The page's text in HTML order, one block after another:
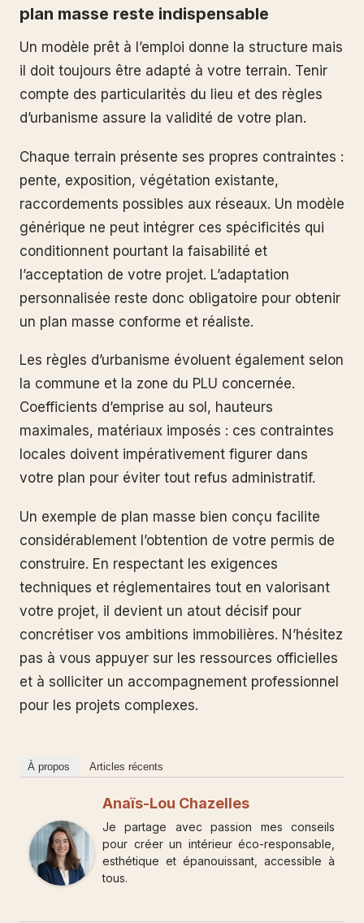
plan masse reste indispensable
Un modèle prêt à l’emploi donne la structure mais
il doit toujours être adapté à votre terrain. Tenir
compte des particularités du lieu et des règles
d’urbanisme assure la validité de votre plan.
Chaque terrain présente ses propres contraintes :
pente, exposition, végétation existante,
raccordements possibles aux réseaux. Un modèle
générique ne peut intégrer ces spécificités qui
conditionnent pourtant la faisabilité et
l’acceptation de votre projet. L’adaptation
personnalisée reste donc obligatoire pour obtenir
un plan masse conforme et réaliste.
Les règles d’urbanisme évoluent également selon
la commune et la zone du PLU concernée.
Coefficients d’emprise au sol, hauteurs
maximales, matériaux imposés : ces contraintes
locales doivent impérativement figurer dans
votre plan pour éviter tout refus administratif.
Un exemple de plan masse bien conçu facilite
considérablement l’obtention de votre permis de
construire. En respectant les exigences
techniques et réglementaires tout en valorisant
votre projet, il devient un atout décisif pour
concrétiser vos ambitions immobilières. N’hésitez
pas à vous appuyer sur les ressources officielles
et à solliciter un accompagnement professionnel
pour les projets complexes.
À propos Articles récents
Anaïs-Lou Chazelles
Je partage avec passion mes conseils
pour créer un intérieur éco-responsable,
esthétique et épanouissant, accessible à
tous.